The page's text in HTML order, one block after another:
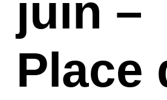
juin –
Place